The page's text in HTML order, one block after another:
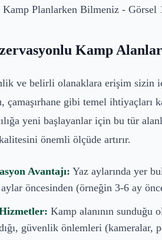
Planlarken Bilmeniz - Görsel
Kamp
ve belirli olanaklara erişim sizin
çamaşırhane gibi temel ihtiyaçları
yeni başlayanlar için bu tür
önemli ölçüde artırır.
Avantajı: Yaz aylarında yer
öncesinden (örneğin 3-6 ay
Kamp alanının
güvenlik önlemleri